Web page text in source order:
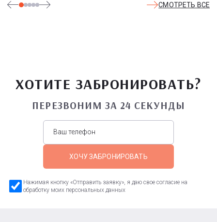
СМОТРЕТЬ ВСЕ
ХОТИТЕ ЗАБРОНИРОВАТЬ?
ПЕРЕЗВОНИМ ЗА 24 СЕКУНДЫ
ХОЧУ ЗАБРОНИРОВАТЬ
Нажимая кнопку «Отправить заявку», я даю свое согласие на
обработку моих персональных данных